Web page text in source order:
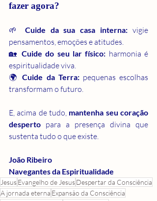
fazer agora?
🌱 Cuide da sua casa interna: vigie
pensamentos, emoções e atitudes.
🏡 Cuide do seu lar físico: harmonia é
espiritualidade viva.
🌍 Cuide da Terra: pequenas escolhas
transformam o futuro.
E, acima de tudo, mantenha seu coração
desperto para a presença divina que
sustenta tudo o que existe.
João Ribeiro
Navegantes da Espiritualidade
JesusEvangelho de JesusDespertar da Consciência
A jornada eterna Expansão da Consciência